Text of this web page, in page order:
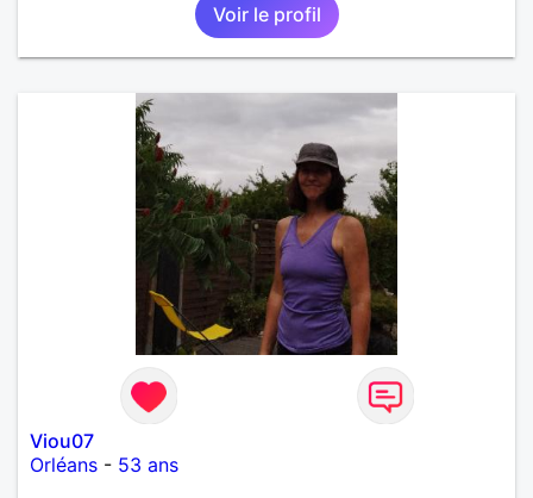
Voir le profil
Viou07
Orléans - 53 ans